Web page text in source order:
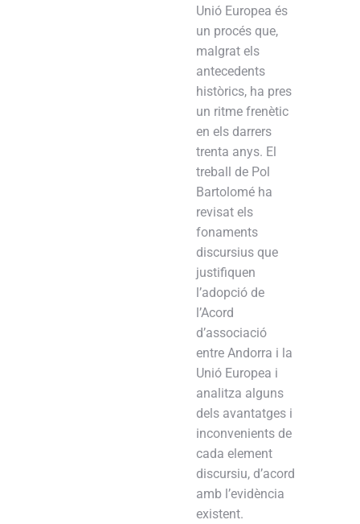
Unió Europea és
un procés que,
malgrat els
antecedents
històrics, ha pres
un ritme frenètic
en els darrers
trenta anys. El
treball de Pol
Bartolomé ha
revisat els
fonaments
discursius que
justifiquen
l’adopció de
l’Acord
d’associació
entre Andorra i la
Unió Europea i
analitza alguns
dels avantatges i
inconvenients de
cada element
discursiu, d’acord
amb l’evidència
existent.